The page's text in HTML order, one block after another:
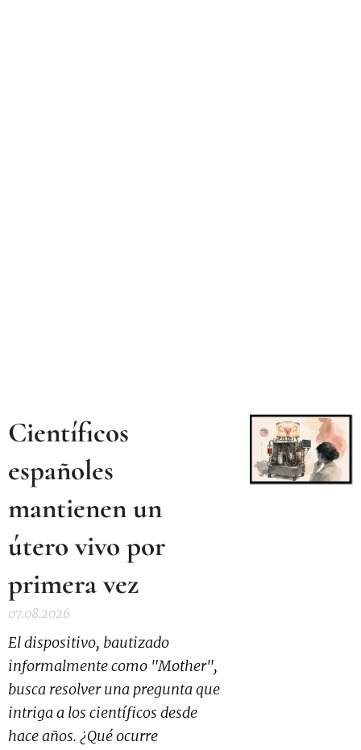
Científicos
españoles
mantienen un
útero vivo por
primera vez
07.08.2026
El dispositivo, bautizado
informalmente como "Mother",
busca resolver una pregunta que
intriga a los científicos desde
hace años. ¿Qué ocurre